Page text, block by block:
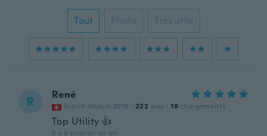
Tout Photo Très utile
R René
Inscrit depuis 2018 · 222 avis · 19 chargements
Top Utility 👍
il y a environ un an